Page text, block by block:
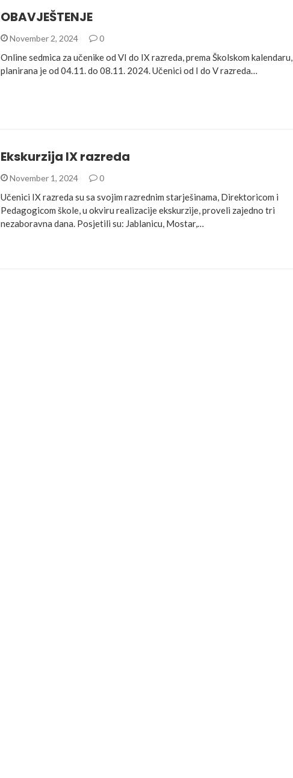
OBAVJEŠTENJE
November 2, 2024 0
Online sedmica za učenike od VI do IX razreda, prema Školskom kalendaru,
planirana je od 04.11. do 08.11. 2024. Učenici od I do V razreda…
Ekskurzija IX razreda
November 1, 2024 0
Učenici IX razreda su sa svojim razrednim starješinama, Direktoricom i
Pedagogicom škole, u okviru realizacije ekskurzije, proveli zajedno tri
nezaboravna dana. Posjetili su: Jablanicu, Mostar,…